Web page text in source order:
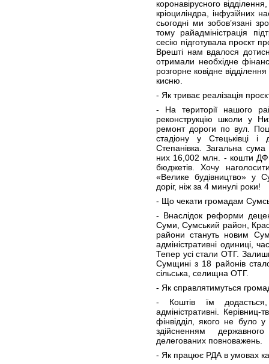
коронавірусного
кріоциліндра, інфузійних
сьогодні ми зобов’язані
тому райадміністрація
сесію підготувала проєкт
Врешті нам вдалося
отримали необхідне
розгорне ковідне
кисню.
- Як триває реалізація
- На території нашого
реконструкцію школи у
ремонт дороги по вул.
стадіону у Стецьківці
Степанівка. Загальна
них 16,002 млн. - кошти
бюджетів. Хочу
«Велике будівництво» у
доріг, ніж за 4 минулі роки!
- Що чекати громадам
- Внаслідок реформи
Суми, Сумський район,
райони стануть новим
адміністративні одиниці,
Тепер усі стали ОТГ.
Сумщині з 18 районів
сільська, селищна ОТГ.
- Як справлятимуться
- Коштів їм
адміністративні.
фінвідділ, якого не було у
здійсненням
делегованих повноважень.
- Як працює РДА в умовах